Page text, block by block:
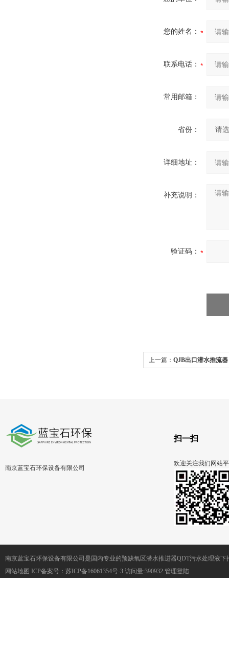
您的姓名：
联系电话：
常用邮箱：
省份：
详细地址：
补充说明：
验证码：
上一篇： QJB出口潜水推流
南京蓝宝石环保设备有限公司
扫一扫
欢迎关注我们网站
南京蓝宝石环保设备有限公司是国内专业的预缺氧区潜水推进器QDT污水处理液
网站地图 ICP备案号： 苏ICP备16061354号-3 访问量:390932 管理登陆